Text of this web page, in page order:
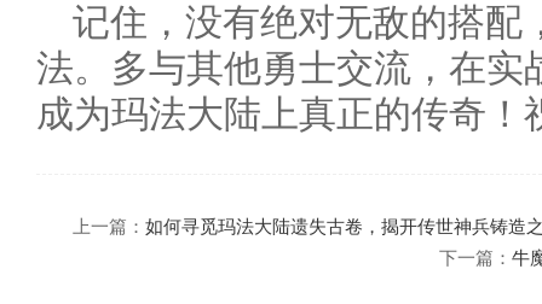
记住，没有绝对无敌的搭配
法。多与其他勇士交流，在实
成为玛法大陆上真正的传奇！
上一篇： 如何寻觅玛法大陆遗失古卷，揭开传世神兵铸造
下一篇： 牛